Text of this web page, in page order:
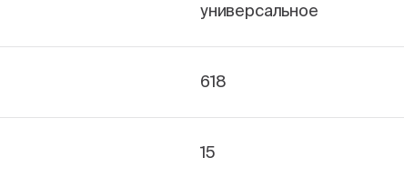
универсальное
618
15